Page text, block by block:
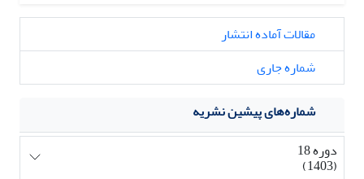
مقالات آماده انتشار
شماره جاری
شماره‌های پیشین نشریه
دوره 18
(1403)